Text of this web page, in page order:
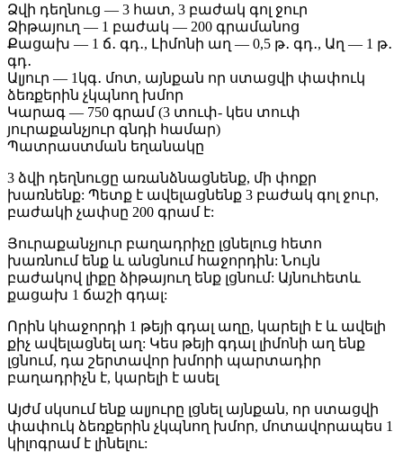
Ձվի դեղնուց — 3 հատ, 3 բաժակ գոլ ջուր
Ձիթայուղ — 1 բաժակ — 200 գրամանոց
Քացախ — 1 ճ․ գդ․, Լիմոնի աղ — 0,5 թ․ գդ․, Աղ — 1 թ․
գդ․
Ալյուր — 1կգ․ մոտ, այնքան որ ստացվի փափուկ
ձեռքերին չկպնող խմոր
Կարագ — 750 գրամ (3 տուփ- կես տուփ
յուրաքանչյուր գնդի համար)
Պատրաստման եղանակը
3 ձվի դեղնուցը առանձնացնենք, մի փոքր
խառնենք: Պետք է ավելացնենք 3 բաժակ գոլ ջուր,
բաժակի չափսը 200 գրամ է:
Յուրաքանչյուր բաղադրիչը լցնելուց հետո
խառնում ենք և անցնում հաջորդին: Նույն
բաժակով լիքը ձիթայուղ ենք լցնում: Այնուհետև
քացախ 1 ճաշի գդալ:
Որին կհաջորդի 1 թեյի գդալ աղը, կարելի է և ավելի
քիչ ավելացնել աղ: Կես թեյի գդալ լիմոնի աղ ենք
լցնում, դա շերտավոր խմորի պարտադիր
բաղադրիչն է, կարելի է ասել
Այժմ սկսում ենք ալյուրը լցնել այնքան, որ ստացվի
փափուկ ձեռքերին չկպնող խմոր, մոտավորապես 1
կիլոգրամ է լինելու: